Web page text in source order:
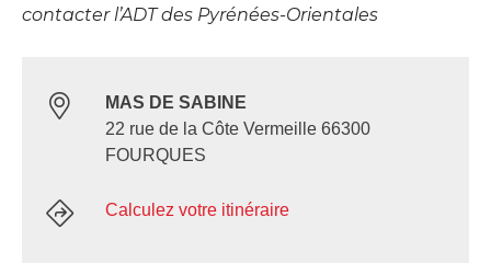
contacter l’ADT des Pyrénées-Orientales
MAS DE SABINE
22 rue de la Côte Vermeille 66300
FOURQUES
Calculez votre itinéraire